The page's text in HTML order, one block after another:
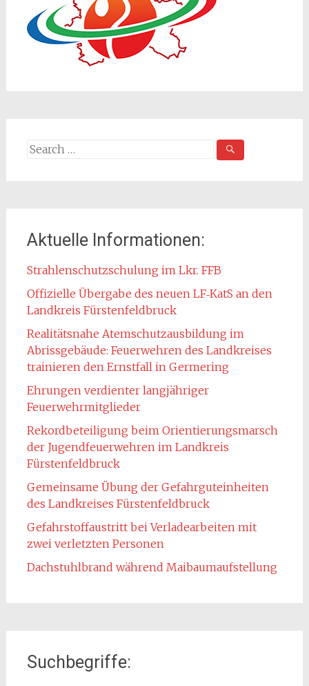
Search
Aktuelle Informationen:
Strahlenschutzschulung im Lkr. FFB
Offizielle Übergabe des neuen LF‑KatS an den
Landkreis Fürstenfeldbruck
Realitätsnahe Atemschutzausbildung im
Abrissgebäude: Feuerwehren des Landkreises
trainieren den Ernstfall in Germering
Ehrungen verdienter langjähriger
Feuerwehrmitglieder
Rekordbeteiligung beim Orientierungsmarsch
der Jugendfeuerwehren im Landkreis
Fürstenfeldbruck
Gemeinsame Übung der Gefahrguteinheiten
des Landkreises Fürstenfeldbruck
Gefahrstoffaustritt bei Verladearbeiten mit
zwei verletzten Personen
Dachstuhlbrand während Maibaumaufstellung
Suchbegriffe: